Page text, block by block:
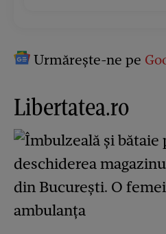
Urmărește-ne pe
Libertatea.ro